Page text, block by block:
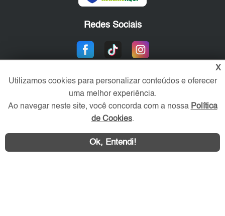
Redes Sociais
acesse sua conta:
X
Utilizamos cookies para personalizar conteúdos e oferecer
uma melhor experiência.
Ao navegar neste site, você concorda com a nossa Política
de Cookies.
Ok, Entendi!